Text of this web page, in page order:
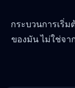
กระบวนการเริ่ม
ของมัน ไม่ใช่จา